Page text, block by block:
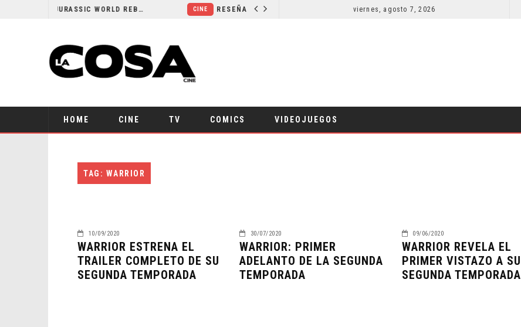
SECUELA DE JURASSIC WORLD REBIRTH PIERDE DIRECTOR CINE
viernes, agosto 7, 2026
HOME CINE TV COMICS VIDEOJUEGOS
TAG: WARRIOR
10/09/2020
WARRIOR ESTRENA EL
TRAILER COMPLETO DE SU
SEGUNDA TEMPORADA
30/07/2020
WARRIOR: PRIMER
ADELANTO DE LA SEGUNDA
TEMPORADA
09/06/2020
WARRIOR REVELA EL
PRIMER VISTAZO A SU
SEGUNDA TEMPORADA